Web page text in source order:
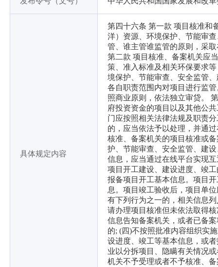
具体规定内容
第四十六条 第一款 项目核准和
洋）资源、环境保护、节能审
管、谁主管谁监管的原则，采
第二款 项目核准、备案机关应
策、准入标准及相关环保要求
境保护、节能审查、安全监管
各自职责范围内对项目进行监
照商业原则，依法独立审贷。
府投资资金的项目以及其他公
门应按照相关法律法规及职责
的，应当依法予以处理，并通
核准、备案机关的项目核准或
护、节能审查、安全监管、建
信息，应当通过在线平台实现
项目开工建设、建设进度、竣
报备项目开工基本信息。项目
息。项目竣工验收后，项目单
有下列行为之一的，相关信息
请办理项目核准但未依法取得
信息告知备案机关，或者已备
的; (四)不按照批准内容组织实
设进度、竣工等基本信息，或
业以分拆项目、隐瞒有关情况
机关不予受理或者不予核准、